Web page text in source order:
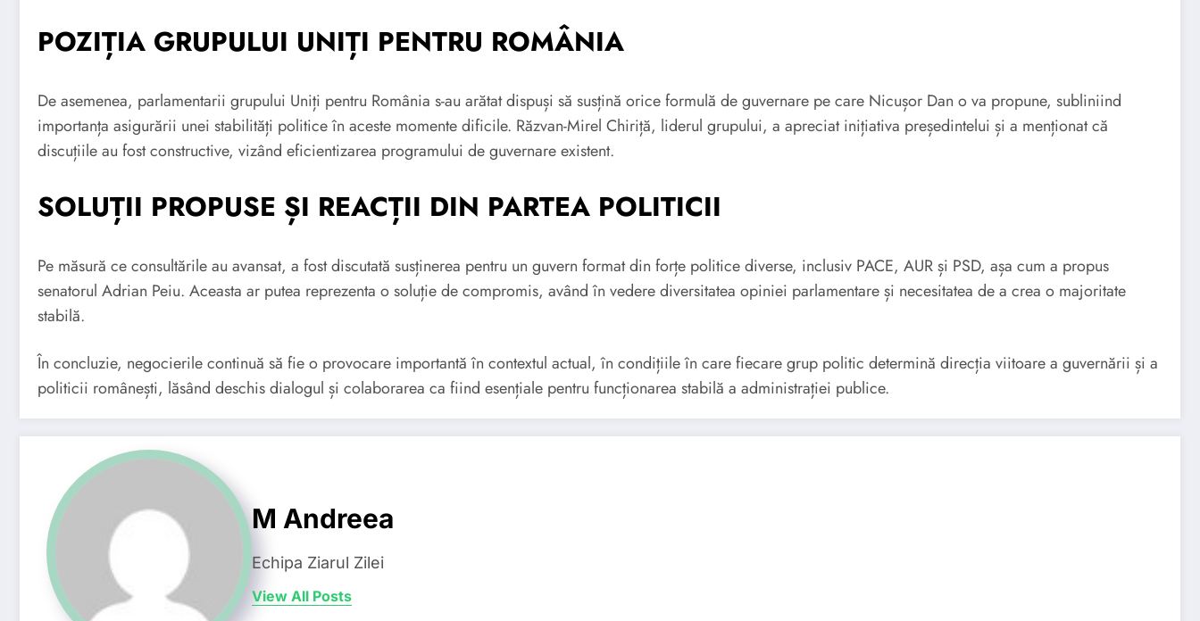
POZIȚIA GRUPULUI UNIȚI PENTRU ROMÂNIA
De asemenea, parlamentarii grupului Uniți pentru România s-au arătat dispuși să susțină orice formulă de guvernare pe care Nicușor Dan o va propune, subliniind
importanța asigurării unei stabilități politice în aceste momente dificile. Răzvan-Mirel Chiriță, liderul grupului, a apreciat inițiativa președintelui și a menționat că
discuțiile au fost constructive, vizând eficientizarea programului de guvernare existent.
SOLUȚII PROPUSE ȘI REACȚII DIN PARTEA POLITICII
Pe măsură ce consultările au avansat, a fost discutată susținerea pentru un guvern format din forțe politice diverse, inclusiv PACE, AUR și PSD, așa cum a propus
senatorul Adrian Peiu. Aceasta ar putea reprezenta o soluție de compromis, având în vedere diversitatea opiniei parlamentare și necesitatea de a crea o majoritate
stabilă.
În concluzie, negocierile continuă să fie o provocare importantă în contextul actual, în condițiile în care fiecare grup politic determină direcția viitoare a guvernării și a
politicii românești, lăsând deschis dialogul și colaborarea ca fiind esențiale pentru funcționarea stabilă a administrației publice.
M Andreea
Echipa Ziarul Zilei
View All Posts